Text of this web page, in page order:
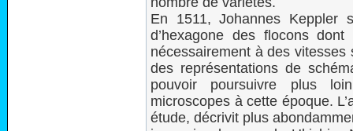
En 1511, Johannes Keppler
d’hexagone des flocons
nécessairement à des
des représentations de
pouvoir poursuivre plus
microscopes à cette époque.
étude, décrivit plus